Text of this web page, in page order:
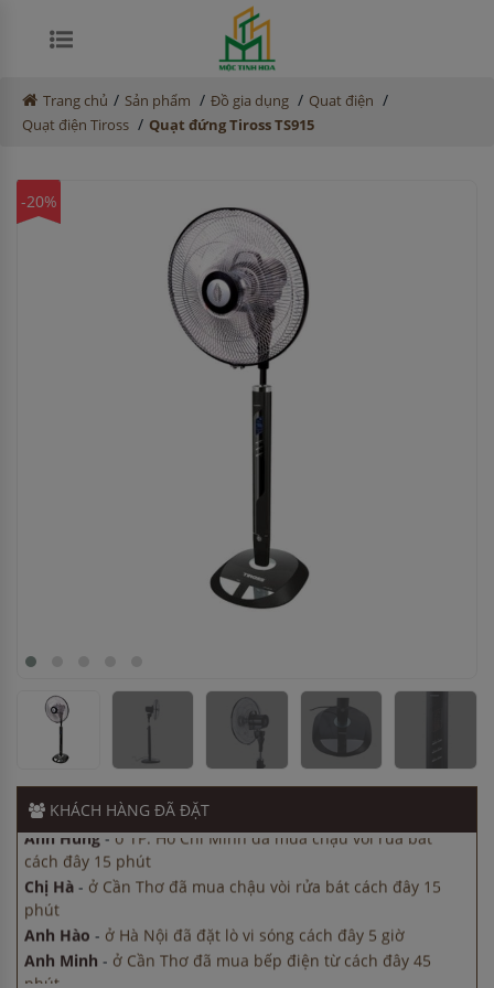
Trang chủ / Sản phẩm / Đồ gia dụng / Quat điện /
Quạt điện Tiross / Quạt đứng Tiross TS915
-20%
KHÁCH HÀNG ĐÃ ĐẶT
ở TP. Hồ Chí Minh đã mua chậu vòi rửa bát
Chị Hà
Anh Hào
ở Hà Nội đã đặt lò vi sóng cách đây 5 giờ
Anh Minh
ở Cần Thơ đã mua bếp điện từ cách đây 45
phút
giờ
Anh Hùng-ở TP. Hồ Chí Minh đã mua chậu vòi rửa bát
cách đây 15 phút
Chị Hà - ở Cần Thơ đã mua chậu vòi rửa bát cách đây 15
phút
Anh Hào
ở Hà Nội đã đặt lò vi sóng cách đây 5 giờ
Anh Minh
ở Cần Thơ đã mua bếp điện từ cách đây 45
phút